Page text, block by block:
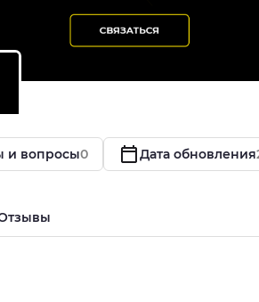
и вопросы0 Дата обновления